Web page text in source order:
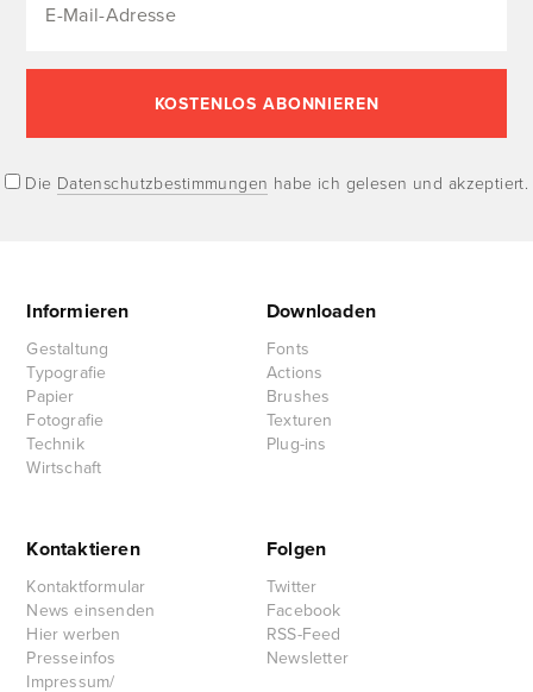
Die Datenschutzbestimmungen habe ich gelesen und akzeptiert.
Informieren
Gestaltung
Typografie
Papier
Fotografie
Technik
Wirtschaft
Downloaden
Fonts
Actions
Brushes
Texturen
Plug-ins
Kontaktieren
Kontaktformular
News einsenden
Hier werben
Presseinfos
Impressum/
Folgen
Twitter
Facebook
RSS-Feed
Newsletter